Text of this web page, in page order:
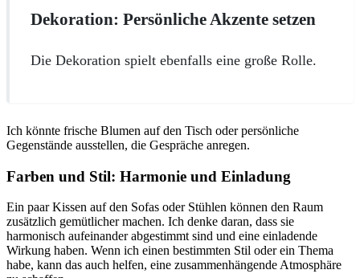
Dekoration: Persönliche Akzente setzen
Die Dekoration spielt ebenfalls eine große Rolle.
Ich könnte frische Blumen auf den Tisch oder persönliche
Gegenstände ausstellen, die Gespräche anregen.
Farben und Stil: Harmonie und Einladung
Ein paar Kissen auf den Sofas oder Stühlen können den Raum
zusätzlich gemütlicher machen. Ich denke daran, dass sie
harmonisch aufeinander abgestimmt sind und eine einladende
Wirkung haben. Wenn ich einen bestimmten Stil oder ein Thema
habe, kann das auch helfen, eine zusammenhängende Atmosphäre